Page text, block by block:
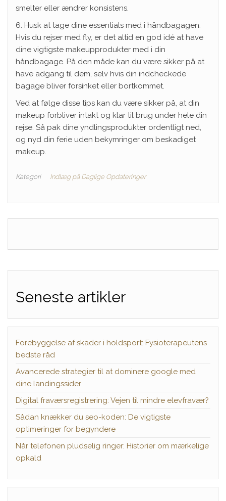
smelter eller ændrer konsistens.
6. Husk at tage dine essentials med i håndbagagen:
Hvis du rejser med fly, er det altid en god idé at have
dine vigtigste makeupprodukter med i din
håndbagage. På den måde kan du være sikker på at
have adgang til dem, selv hvis din indcheckede
bagage bliver forsinket eller bortkommet.
Ved at følge disse tips kan du være sikker på, at din
makeup forbliver intakt og klar til brug under hele din
rejse. Så pak dine yndlingsprodukter ordentligt ned,
og nyd din ferie uden bekymringer om beskadiget
makeup.
Kategori Indlæg på Daglige Opdateringer
Seneste artikler
Forebyggelse af skader i holdsport: Fysioterapeutens
bedste råd
Avancerede strategier til at dominere google med
dine landingssider
Digital fraværsregistrering: Vejen til mindre elevfravær?
Sådan knækker du seo-koden: De vigtigste
optimeringer for begyndere
Når telefonen pludselig ringer: Historier om mærkelige
opkald